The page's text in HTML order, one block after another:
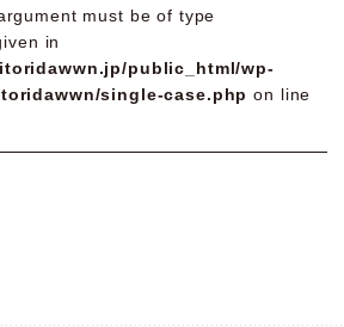
must be of type
in
public_html/wp-
single-case.php on line